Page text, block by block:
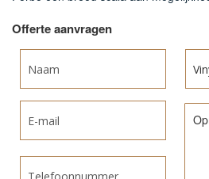
Offerte aanvragen